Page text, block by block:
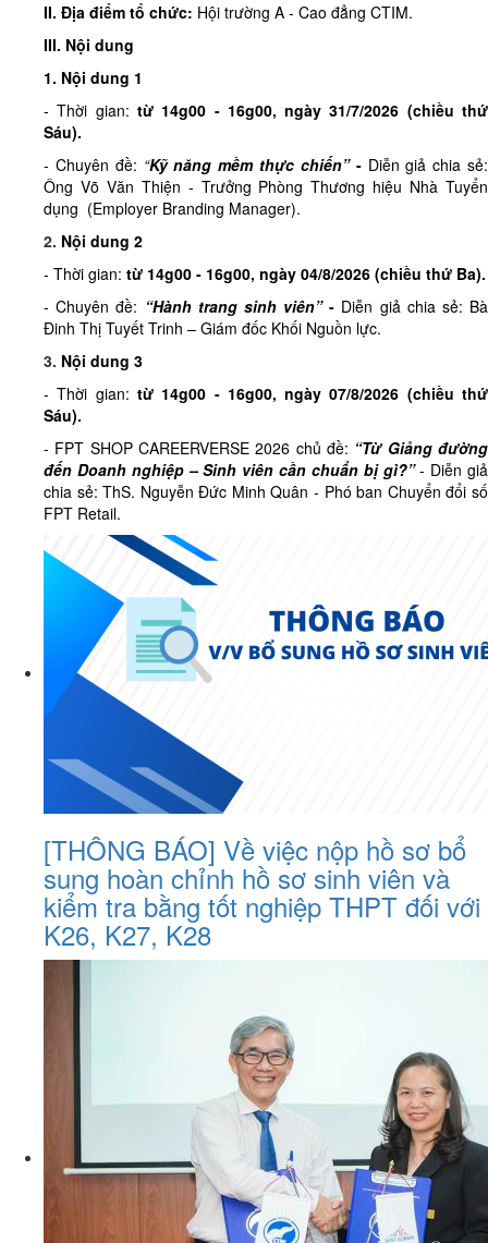
II. Địa điểm tổ chức: Hội trường A - Cao đẳng CTIM.
III. Nội dung
1. Nội dung 1
- Thời gian: từ 14g00 - 16g00, ngày 31/7/2026 (chiềuthứ
Sáu).
- Chuyên đề: “Kỹ năng mềm thực chiến” - Diễn giả chia sẻ:
Ông Võ Văn Thiện - Trưởng Phòng Thương hiệu Nhà Tuyển
dụng (Employer Branding Manager).
2. Nội dung 2
- Thời gian: từ 14g00 - 16g00, ngày 04/8/2026 (chiều thứ Ba).
- Chuyên đề: “Hành trang sinh viên”- Diễn giả chia sẻ: Bà
Đinh Thị Tuyết Trinh – Giám đốc Khối Nguồn lực.
3. Nội dung 3
- Thời gian: từ 14g00 - 16g00, ngày 07/8/2026 (chiềuthứ
Sáu).
- FPT SHOP CAREERVERSE 2026 chủ đề: “Từ Giảng đường
đến Doanh nghiệp – Sinh viên cần chuẩn bị gì?”- Diễn giả
chia sẻ: ThS. Nguyễn Đức Minh Quân - Phó ban Chuyển đổi số
FPT Retail.
[THÔNG BÁO] Về việc nộp hồ sơ bổ
sung hoàn chỉnh hồ sơ sinh viên và
kiểm tra bằng tốt nghiệp THPT đối với
K26, K27, K28